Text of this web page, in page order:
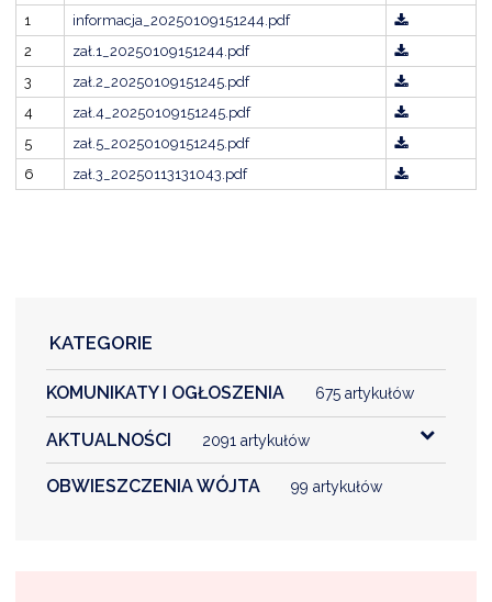
1
informacja_20250109151244.pdf
2
zał.1_20250109151244.pdf
3
zał.2_20250109151245.pdf
4
zał.4_20250109151245.pdf
5
zał.5_20250109151245.pdf
6
zał.3_20250113131043.pdf
KATEGORIE
KOMUNIKATY I OGŁOSZENIA 675 artykułów
AKTUALNOŚCI 2091 artykułów
OBWIESZCZENIA WÓJTA 99 artykułów